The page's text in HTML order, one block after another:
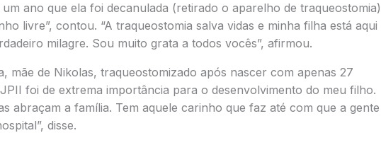
ano que ela foi decanulada (retirado o aparelho de traqueostomia)
livre”, contou. “A traqueostomia salva vidas e minha filha está aqui
milagre. Sou muito grata a todos vocês”, afirmou.
mãe de Nikolas, traqueostomizado após nascer com apenas 27
foi de extrema importância para o desenvolvimento do meu filho.
abraçam a família. Tem aquele carinho que faz até com que a gente
disse.